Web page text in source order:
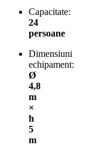
Capacitate:
24
persoane
Dimensiuni
echipament:
Ø
4,8
m
×
h
5
m